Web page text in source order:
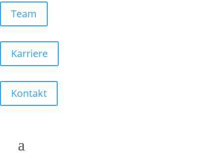
Team
Karriere
Kontakt